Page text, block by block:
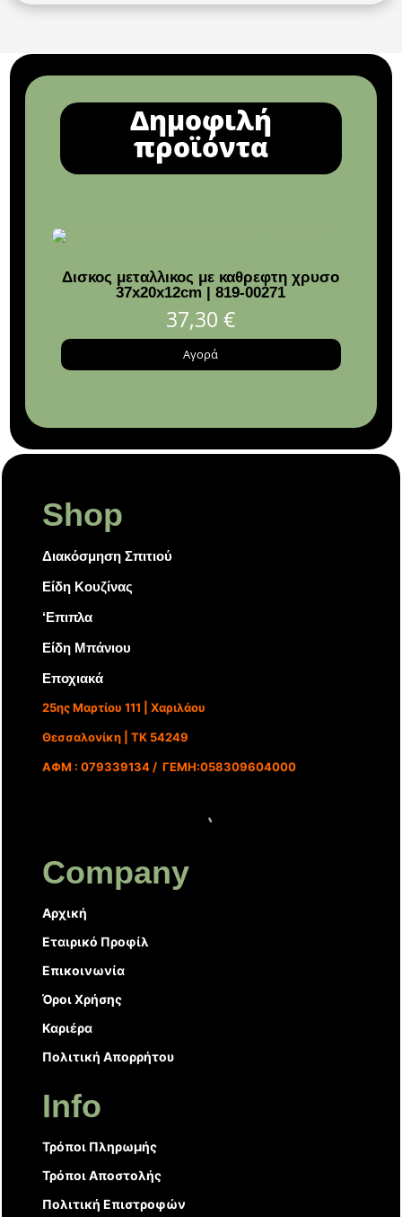
Δημοφιλή
προϊόντα
Δισκος μεταλλικος με καθρεφτη χρυσο
37x20x12cm | 819-00271
37,30 €
Αγορά
Shop
Διακόσμηση Σπιτιού
Είδη Κουζίνας
‘Επιπλα
Είδη Μπάνιου
Εποχιακά
25ης Μαρτίου 111 | Χαριλάου
Θεσσαλονίκη | ΤΚ 54249
ΑΦΜ : 079339134 / ΓΕΜΗ:058309604000
Company
Αρχική
Εταιρικό Προφίλ
Επικοινωνία
Όροι Χρήσης
Καριέρα
Πολιτική Απορρήτου
Info
Τρόποι Πληρωμής
Τρόποι Αποστολής
Πολιτική Επιστροφών